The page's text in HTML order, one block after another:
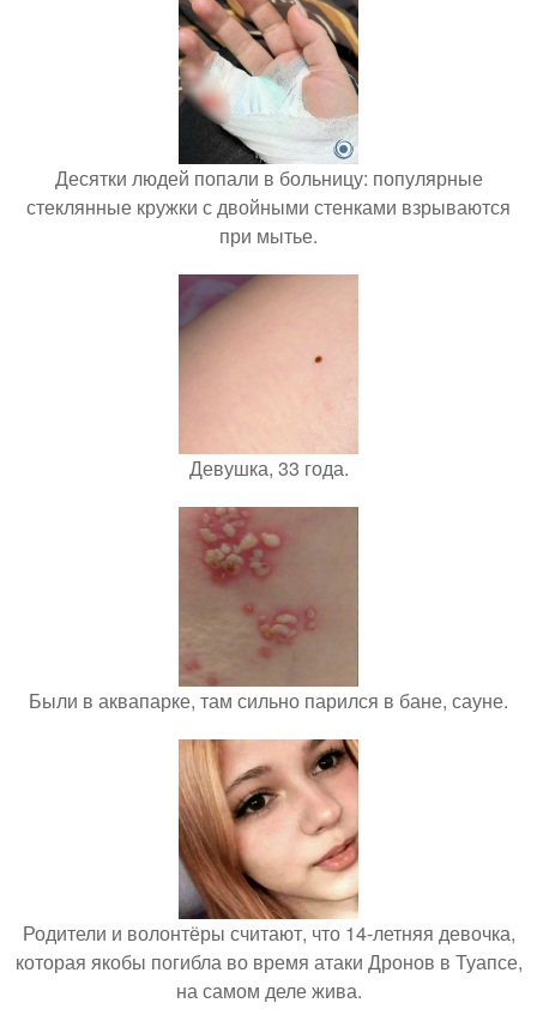
Десятки людей попали в больницу: популярные
стеклянные кружки с двойными стенками взрываются
при мытье.
Девушка, 33 года.
Были в аквапарке, там сильно парился в бане, сауне.
Родители и волонтёры считают, что 14-летняя девочка,
которая якобы погибла во время атаки Дронов в Туапсе,
на самом деле жива.